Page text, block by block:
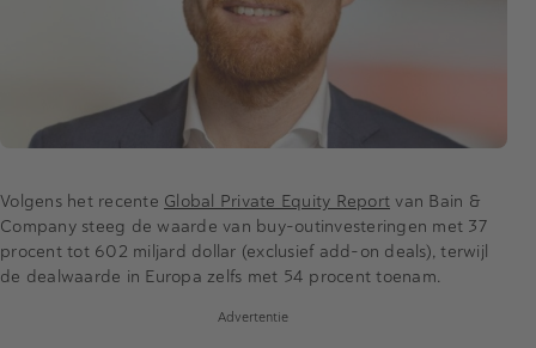
Volgens het recente Global Private Equity Report van Bain &
Company steeg de waarde van buy-outinvesteringen met 37
procent tot 602 miljard dollar (exclusief add-on deals), terwijl
de dealwaarde in Europa zelfs met 54 procent toenam.
Advertentie